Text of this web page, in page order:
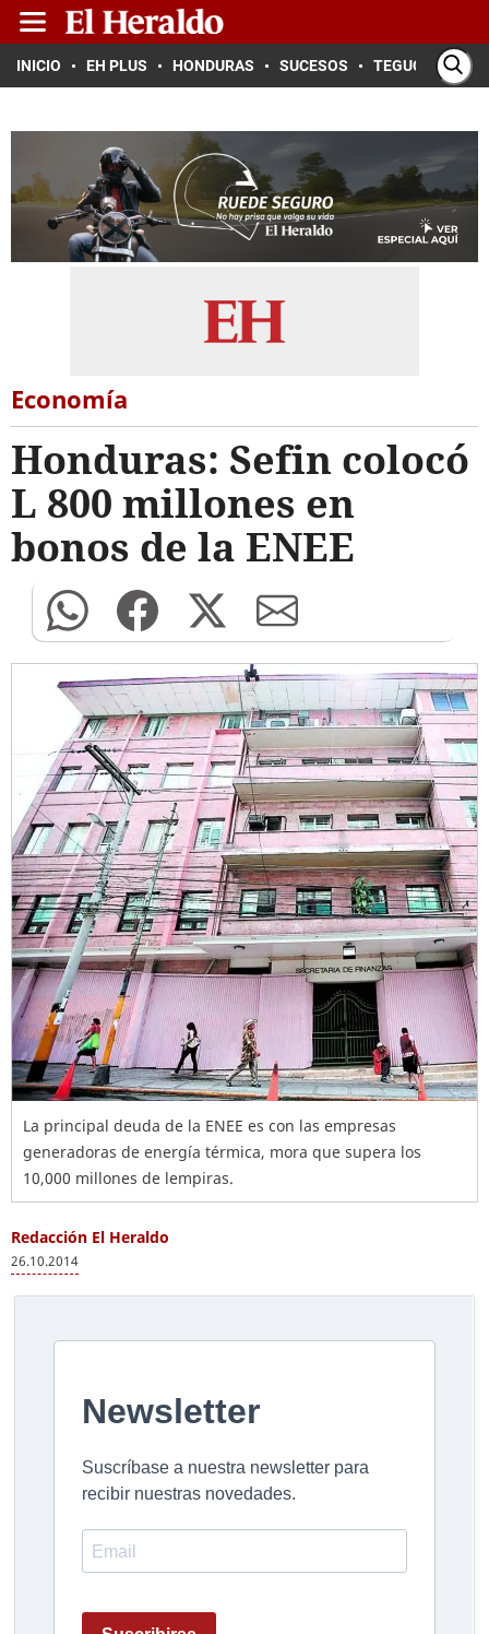
INICIO EH PLUS HONDURAS SUCESOS TEGUCIGALPA
Economía
Honduras: Sefin colocó
L 800 millones en
bonos de la ENEE
La principal deuda de la ENEE es con las empresas
generadoras de energía térmica, mora que supera los
10,000 millones de lempiras.
Redacción El Heraldo
26.10.2014